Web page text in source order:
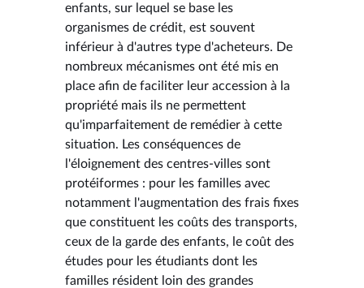
enfants, sur lequel se base les
organismes de crédit, est souvent
inférieur à d'autres type d'acheteurs. De
nombreux mécanismes ont été mis en
place afin de faciliter leur accession à la
propriété mais ils ne permettent
qu'imparfaitement de remédier à cette
situation. Les conséquences de
l'éloignement des centres-villes sont
protéiformes : pour les familles avec
notamment l'augmentation des frais fixes
que constituent les coûts des transports,
ceux de la garde des enfants, le coût des
études pour les étudiants dont les
familles résident loin des grandes